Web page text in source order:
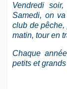
Vendredi
Samedi, on
club de
matin, tour en
Chaque
petits et grands